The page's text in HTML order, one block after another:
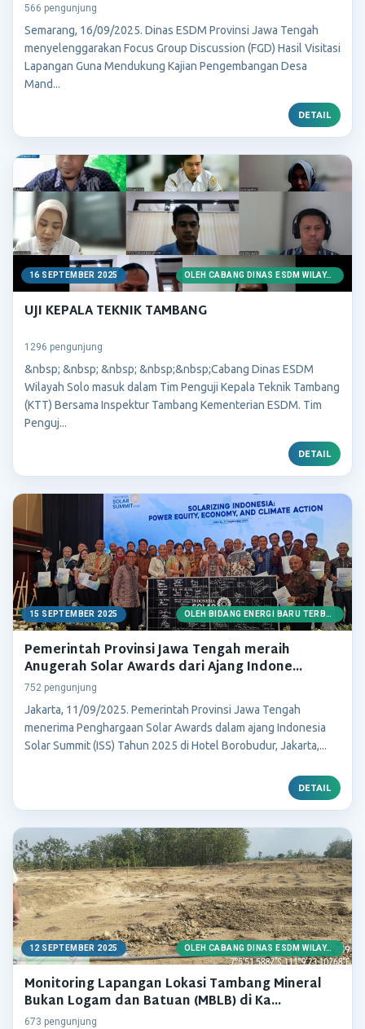
566 pengunjung
Semarang, 16/09/2025. Dinas ESDM Provinsi Jawa Tengah
menyelenggarakan Focus Group Discussion (FGD) Hasil Visitasi
Lapangan Guna Mendukung Kajian Pengembangan Desa
Mand...
DETAIL
16 SEPTEMBER 2025 OLEH CABANG DINAS ESDM WILAYAH SOLO
UJI KEPALA TEKNIK TAMBANG
1296 pengunjung
&nbsp; &nbsp; &nbsp; &nbsp;&nbsp;Cabang Dinas ESDM
Wilayah Solo masuk dalam Tim Penguji Kepala Teknik Tambang
(KTT) Bersama Inspektur Tambang Kementerian ESDM. Tim
Penguj...
DETAIL
15 SEPTEMBER 2025 OLEH BIDANG ENERGI BARU TERBARUKAN
Pemerintah Provinsi Jawa Tengah meraih
Anugerah Solar Awards dari Ajang Indone...
752 pengunjung
Jakarta, 11/09/2025. Pemerintah Provinsi Jawa Tengah
menerima Penghargaan Solar Awards dalam ajang Indonesia
Solar Summit (ISS) Tahun 2025 di Hotel Borobudur, Jakarta,...
DETAIL
12 SEPTEMBER 2025 OLEH CABANG DINAS ESDM WILAYAH KENDENG SELATAN
Monitoring Lapangan Lokasi Tambang Mineral
Bukan Logam dan Batuan (MBLB) di Ka...
673 pengunjung